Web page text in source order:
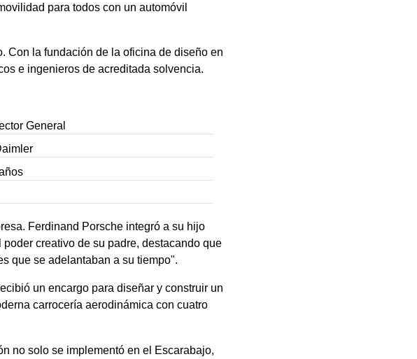
para todos con un automóvil
Con la fundación de la oficina de diseño en
e ingenieros de acreditada solvencia.
General
Ferdinand Porsche integró a su hijo
creativo de su padre, destacando que
que se adelantaban a su tiempo".
un encargo para diseñar y construir un
carrocería aerodinámica con cuatro
no solo se implementó en el Escarabajo,